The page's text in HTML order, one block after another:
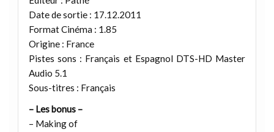
Date de sortie : 17.12.2011
Format Cinéma : 1.85
Origine : France
Pistes sons : Français et Espagnol DTS-HD Master
Audio 5.1
Sous-titres : Français
– Les bonus –
– Making of